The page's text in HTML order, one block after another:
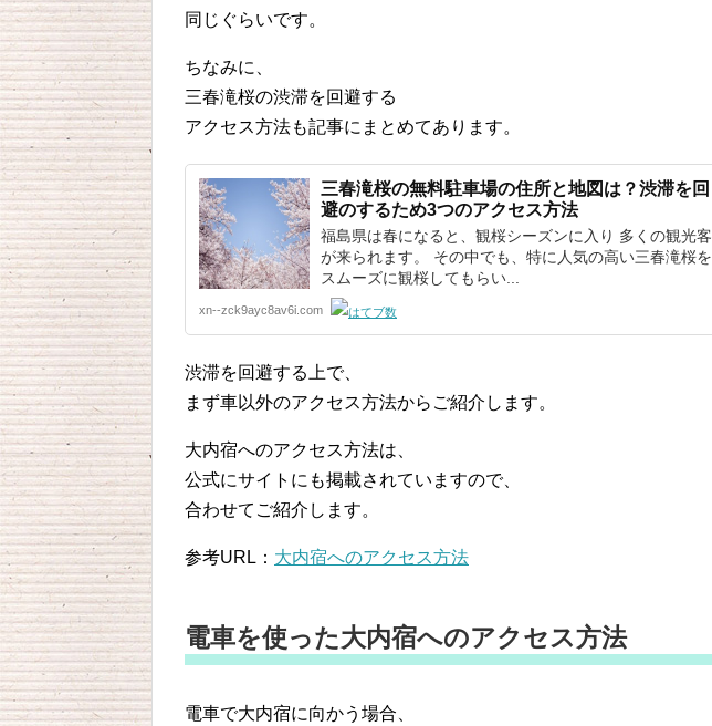
同じぐらいです。
ちなみに、
三春滝桜の渋滞を回避する
アクセス方法も記事にまとめてあります。
三春滝桜の無料駐車場の住所と地図は？渋滞を回
避のするため3つのアクセス方法
福島県は春になると、観桜シーズンに入り 多くの観光客
が来られます。 その中でも、特に人気の高い三春滝桜を
スムーズに観桜してもらい...
xn--zck9ayc8av6i.com
渋滞を回避する上で、
まず車以外のアクセス方法からご紹介します。
大内宿へのアクセス方法は、
公式にサイトにも掲載されていますので、
合わせてご紹介します。
参考URL： 大内宿へのアクセス方法
電車を使った大内宿へのアクセス方法
電車で大内宿に向かう場合、